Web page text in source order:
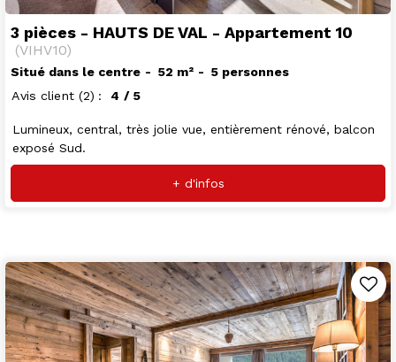
3 pièces - HAUTS DE VAL - Appartement 10
(VIHV10)
Situé dans le centre 52 m²
5 personnes
Avis client (2) 4 / 5
Lumineux, central, très jolie vue, entièrement rénové, balcon
exposé Sud.
+ d'infos